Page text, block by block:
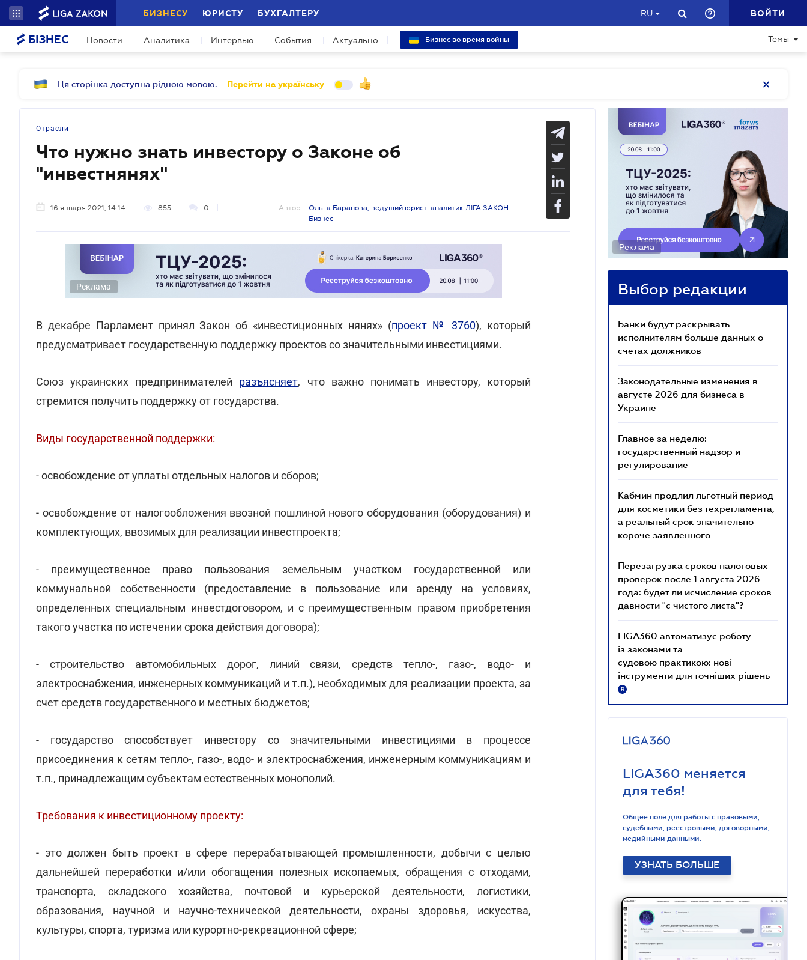
БИЗНЕСУ ЮРИСТУ БУХГАЛТЕРУ RU ВОЙТИ
БІЗНЕС Новости Аналитика Интервью События Актуально Бизнес во время войны Темы
Ця сторінка доступна рідною мовою. Перейти на українську
Отрасли
Что нужно знать инвестору о Законе об
"инвестнянях"
16 января 2021, 14:14 855 0 Автор:
Ольга Баранова, ведущий юрист-аналитик ЛІГА:ЗАКОН
Бизнес
Реклама
В декабре Парламент принял Закон об «инвестиционных нянях» (проект № 3760), который
предусматривает государственную поддержку проектов со значительными инвестициями.
Союз украинских предпринимателей разъясняет, что важно понимать инвестору, который
стремится получить поддержку от государства.
Виды государственной поддержки:
- освобождение от уплаты отдельных налогов и сборов;
- освобождение от налогообложения ввозной пошлиной нового оборудования (оборудования) и
комплектующих, ввозимых для реализации инвестпроекта;
- преимущественное право пользования земельным участком государственной или
коммунальной собственности (предоставление в пользование или аренду на условиях,
определенных специальным инвестдоговором, и с преимущественным правом приобретения
такого участка по истечении срока действия договора);
- строительство автомобильных дорог, линий связи, средств тепло-, газо-, водо- и
электроснабжения, инженерных коммуникаций и т.п.), необходимых для реализации проекта, за
счет средств государственного и местных бюджетов;
- государство способствует инвестору со значительными инвестициями в процессе
присоединения к сетям тепло-, газо-, водо- и электроснабжения, инженерным коммуникациям и
т.п., принадлежащим субъектам естественных монополий.
Требования к инвестиционному проекту:
- это должен быть проект в сфере перерабатывающей промышленности, добычи с целью
дальнейшей переработки и/или обогащения полезных ископаемых, обращения с отходами,
транспорта, складского хозяйства, почтовой и курьерской деятельности, логистики,
образования, научной и научно-технической деятельности, охраны здоровья, искусства,
культуры, спорта, туризма или курортно-рекреационной сфере;
Реклама
Выбор редакции
Банки будут раскрывать
исполнителям больше данных о
счетах должников
Законодательные изменения в
августе 2026 для бизнеса в
Украине
Главное за неделю:
государственный надзор и
регулирование
Кабмин продлил льготный период
для косметики без техрегламента,
а реальный срок значительно
короче заявленного
Перезагрузка сроков налоговых
проверок после 1 августа 2026
года: будет ли исчисление сроков
давности "с чистого листа"?
LIGA360 автоматизує роботу
із законами та
судовою практикою: нові
інструменти для точніших рішень
R
LIGA360 меняется
для тебя!
Общее поле для работы с правовыми,
судебными, реестровыми, договорными,
медийными данными.
УЗНАТЬ БОЛЬШЕ